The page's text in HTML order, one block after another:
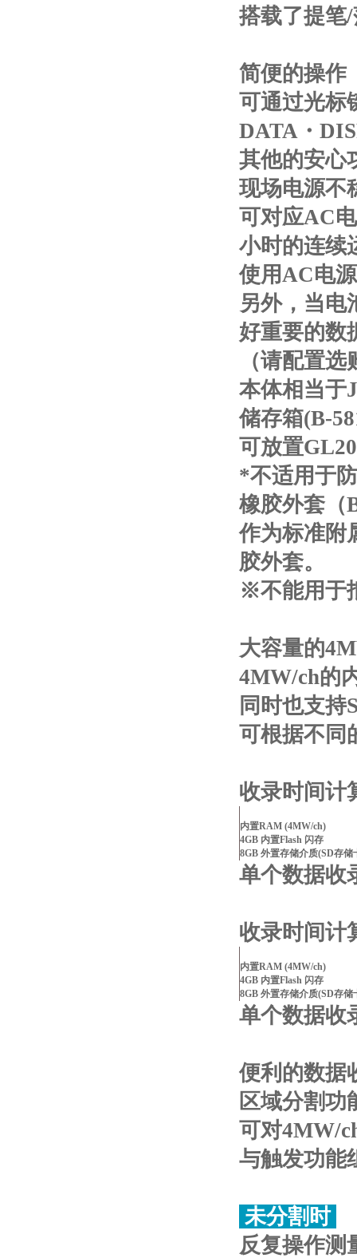
搭载了提笔
简便的操作
可通过光标
DATA・
其他的安心
现场电源不
可对应AC
小时的连续
使用AC电
另外，当电
好重要的数
（请配置
本体相当于
储存箱(B-
可放置
*不适用于
橡胶外套（
作为标准附
胶外套。
※不能用于
大容量的
4MW/ch的
同时也支持
可根据不同
收录时间计
内置RAM (4MW/ch)
4GB 内置Flash 闪存
8GB 外置存储介质(SD存储
单个数据收
收录时间计
内置RAM (4MW/ch)
4GB 内置Flash 闪存
8GB 外置存储介质(SD存储
单个数据收
便利的数据
区域分割功
可对4MW/
与触发功能
未分割时
反复操作测